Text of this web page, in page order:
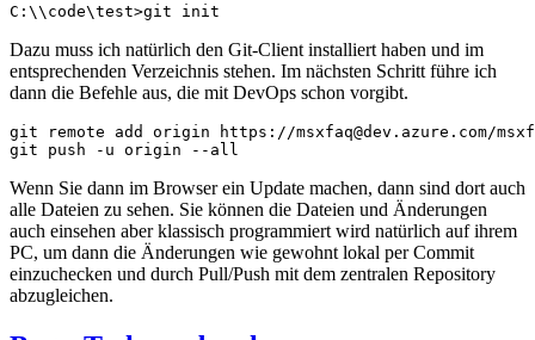
C:\\code\test>git init
Dazu muss ich natürlich den Git-Client installiert haben und im
entsprechenden Verzeichnis stehen. Im nächsten Schritt führe ich
dann die Befehle aus, die mit DevOps schon vorgibt.
git remote add origin https://msxfaq@dev.azure.com/
git push -u origin --all
Wenn Sie dann im Browser ein Update machen, dann sind dort auch
alle Dateien zu sehen. Sie können die Dateien und Änderungen
auch einsehen aber klassisch programmiert wird natürlich auf ihrem
PC, um dann die Änderungen wie gewohnt lokal per Commit
einzuchecken und durch Pull/Push mit dem zentralen Repository
abzugleichen.